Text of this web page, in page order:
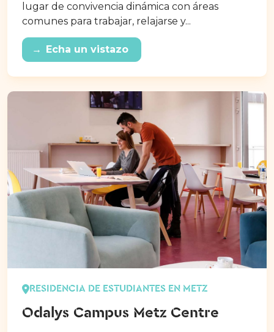
lugar de convivencia dinámica con áreas
comunes para trabajar, relajarse y...
→ Echa un vistazo
RESIDENCIA DE ESTUDIANTES EN METZ
Odalys Campus Metz Centre